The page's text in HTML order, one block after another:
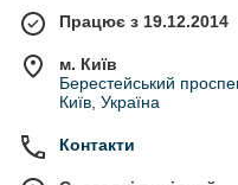
Працює з 19.12.2014
м. Київ
Берестейський
Київ, Україна
Контакти